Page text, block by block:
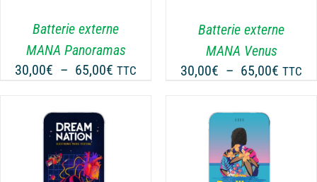
Batterie externe
MANA Panoramas
30,00€ – 65,00€ Plage
TTC
LES
OPTIONS
PEUVENT
ÊTRE
SUR
LA
PAGE
DU
PRODUIT
Batterie externe
MANA Venus
30,00€ – 65,00€ Plage
TTC
CHOIX DES OPTIONS